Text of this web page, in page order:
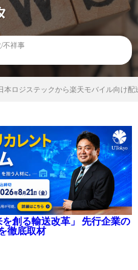
/不祥事
本ロジステックから楽天モバイル向け
創る輸送改革」 先行企業の
徹底取材